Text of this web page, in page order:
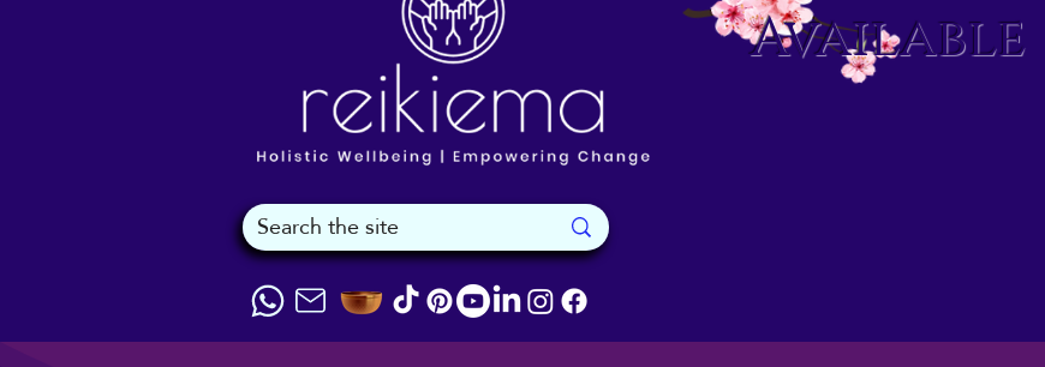
Available